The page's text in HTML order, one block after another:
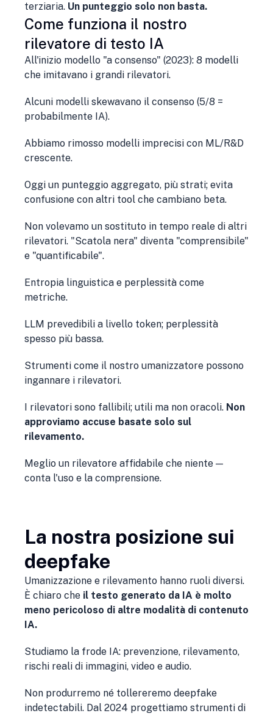
terziaria. Un punteggio solo non basta.
Come funziona il nostro
rilevatore di testo IA
All'inizio modello "a consenso" (2023): 8 modelli
che imitavano i grandi rilevatori.
Alcuni modelli skewavano il consenso (5/8 =
probabilmente IA).
Abbiamo rimosso modelli imprecisi con ML/R&D
crescente.
Oggi un punteggio aggregato, più strati; evita
confusione con altri tool che cambiano beta.
Non volevamo un sostituto in tempo reale di altri
rilevatori. "Scatola nera" diventa "comprensibile"
e "quantificabile".
Entropia linguistica e perplessità come
metriche.
LLM prevedibili a livello token; perplessità
spesso più bassa.
Strumenti come il nostro umanizzatore possono
ingannare i rilevatori.
I rilevatori sono fallibili; utili ma non oracoli. Non
approviamo accuse basate solo sul
rilevamento.
Meglio un rilevatore affidabile che niente —
conta l'uso e la comprensione.
La nostra posizione sui
deepfake
Umanizzazione e rilevamento hanno ruoli diversi.
È chiaro che il testo generato da IA è molto
meno pericoloso di altre modalità di contenuto
IA.
Studiamo la frode IA: prevenzione, rilevamento,
rischi reali di immagini, video e audio.
Non produrremo né tollereremo deepfake
indetectabili. Dal 2024 progettiamo strumenti di